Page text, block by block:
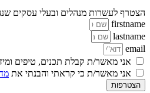
הצטרף לעשרות מנהלים ובעלי עסקים
firstname
lastname
email
אני מאשר/ת קבלת תכנים, טיפים
אני מאשר/ת כי קראתי והבנתי את
הצטרפות